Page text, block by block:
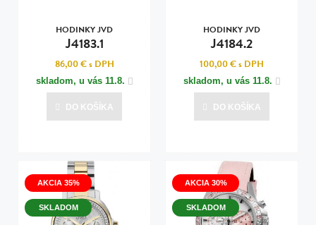
HODINKY JVD
J4183.1
86,00 €s DPH
skladom, u vás 11.8.
DO KOŠÍKA
HODINKY JVD
J4184.2
100,00 €s DPH
skladom, u vás 11.8.
DO KOŠÍKA
AKCIA 35%
SKLADOM
AKCIA 30%
SKLADOM